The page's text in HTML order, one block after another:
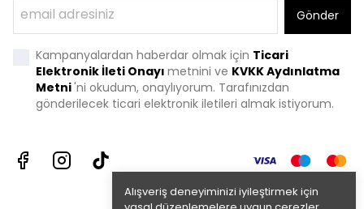
Alışveriş deneyiminizi iyileştirmek için
Gönder
Kampanyalardan haberdar olmak için Ticari
Elektronik İleti Onayı metnini ve KVKK Aydınlatma
Metni'ni okudum, onaylıyorum. Tarafınızdan
gönderilecek ticari elektronik iletileri almak istiyorum.